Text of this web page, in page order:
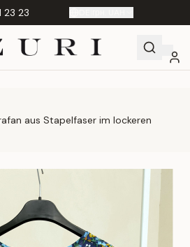
23 23
aus Stapelfaser im lockeren